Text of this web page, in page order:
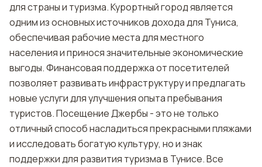
для страны и туризма. Курортный город является
одним из основных источников дохода для Туниса,
обеспечивая рабочие места для местного
населения и принося значительные экономические
выгоды. Финансовая поддержка от посетителей
позволяет развивать инфраструктуру и предлагать
новые услуги для улучшения опыта пребывания
туристов. Посещение Джербы - это не только
отличный способ насладиться прекрасными пляжами
и исследовать богатую культуру, но и знак
поддержки для развития туризма в Тунисе. Все